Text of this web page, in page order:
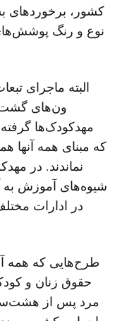
کشور، برخوردهای
نوع و رنگ
البته ماجرای
ون‌های گشت
مهدکودک‌ها گرفته
که مبنای همه آنها
نماندند. در
شیوه‌های آموزش به
در ادارات
طرح‌هایی که همه
حقوق زنان و
مرد پس از